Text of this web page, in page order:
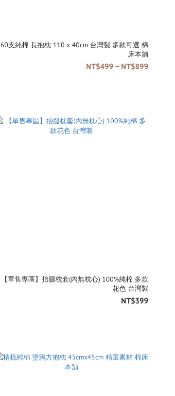
60支純棉 長抱枕 110 x 40cm 台灣製 多款可選 棉
床本舖
NT$499 ~ NT$899
【單售專區】抬腿枕套(內無枕心) 100%純棉 多款
花色 台灣製
NT$399